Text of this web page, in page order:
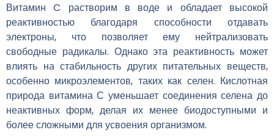
Витамин C растворим в воде и обладает высокой
реактивностью благодаря способности отдавать
электроны, что позволяет ему нейтрализовать
свободные радикалы. Однако эта реактивность может
влиять на стабильность других питательных веществ,
особенно микроэлементов, таких как селен. Кислотная
природа витамина С уменьшает соединения селена до
неактивных форм, делая их менее биодоступными и
более сложными для усвоения организмом.